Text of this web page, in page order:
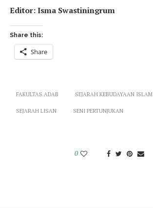
Editor: Isma Swastiningrum
Share this:
Share
FAKULTAS ADAB SEJARAH KEBUDAYAAN ISLAM
SEJARAH LISAN SENI PERTUNJUKAN
0